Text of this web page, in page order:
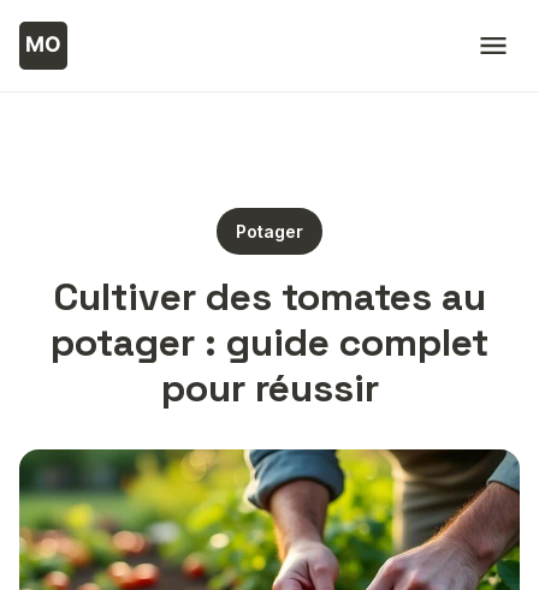
Potager
Cultiver des tomates au
potager : guide complet
pour réussir